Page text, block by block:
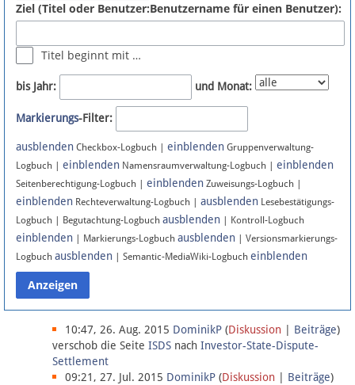
Newsletter
Bluesky
Facebook
Instagram
Anmelden
Datenschutz
Über Lobbypedia
Impressum
Ziel (Titel oder Benutzer:Benutzername für einen Benutzer):
Titel beginnt mit …
bis Jahr: und Monat:
Markierungs-Filter:
ausblenden Checkbox-Logbuch | einblenden Gruppenverwaltung-
Logbuch | einblenden Namensraumverwaltung-Logbuch | einblenden
Seitenberechtigung-Logbuch | einblenden Zuweisungs-Logbuch |
einblenden Rechteverwaltung-Logbuch | ausblenden Lesebestätigungs-
Logbuch | Begutachtung-Logbuch ausblenden | Kontroll-Logbuch
einblenden | Markierungs-Logbuch ausblenden | Versionsmarkierungs-
Logbuch ausblenden | Semantic-MediaWiki-Logbuch einblenden
10:47, 26. Aug. 2015 DominikP (Diskussion Beiträge)
verschob die Seite ISDS nach Investor-State-Dispute-
Settlement
09:21, 27. Jul. 2015 DominikP (Diskussion Beiträge)